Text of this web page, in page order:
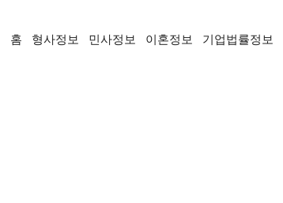
홈 형사정보 민사정보 이혼정보 기업법률정보